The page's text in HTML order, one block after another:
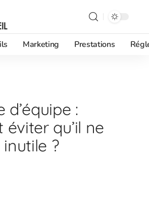
Marketing Prestations
d’équipe :
qu’il ne
?